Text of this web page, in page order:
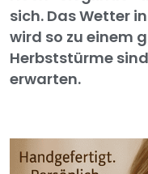
sich. Das Wetter
wird so zu einem
Herbststürme
erwarten.